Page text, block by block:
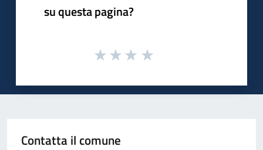
su questa pagina?
Contatta il comune